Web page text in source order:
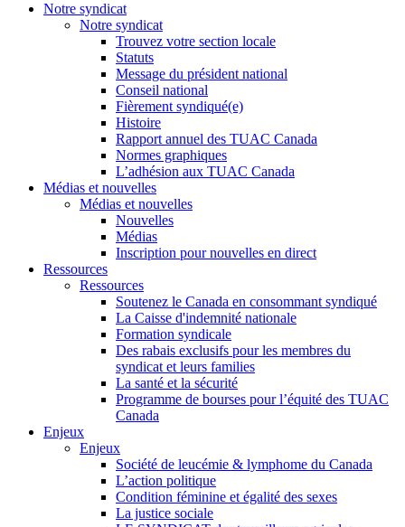
Notre syndicat
Notre syndicat
Trouvez votre section locale
Statuts
Message du président national
Conseil national
Fièrement syndiqué(e)
Histoire
Rapport annuel des TUAC Canada
Normes graphiques
L’adhésion aux TUAC Canada
Médias et nouvelles
Médias et nouvelles
Nouvelles
Médias
Inscription pour nouvelles en direct
Ressources
Ressources
Soutenez le Canada en consommant syndiqué
La Caisse d'indemnité nationale
Formation syndicale
Des rabais exclusifs pour les membres du
syndicat et leurs families
La santé et la sécurité
Programme de bourses pour l’équité des TUAC
Canada
Enjeux
Enjeux
Société de leucémie & lymphome du Canada
L’action politique
Condition féminine et égalité des sexes
La justice sociale